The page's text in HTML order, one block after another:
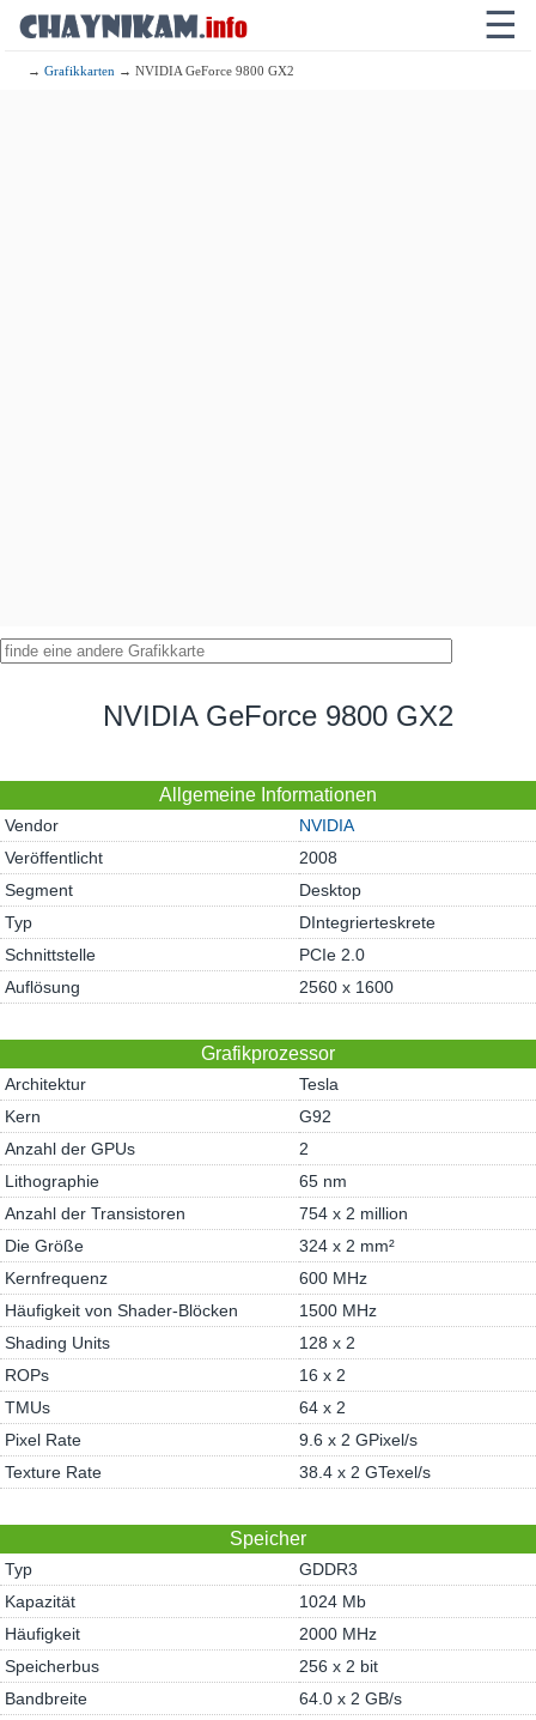
☰
→Grafikkarten → NVIDIA GeForce 9800 GX2
NVIDIA GeForce 9800 GX2
Allgemeine Informationen
Vendor
NVIDIA
Veröffentlicht
2008
Segment
Desktop
Typ
DIntegrierteskrete
Schnittstelle
PCIe 2.0
Auflösung
2560 x 1600
Grafikprozessor
Architektur
Tesla
Kern
G92
Anzahl der GPUs
2
Lithographie
65 nm
Anzahl der Transistoren
754 x 2 million
Die Größe
324 x 2 mm²
Kernfrequenz
600 MHz
Häufigkeit von Shader-Blöcken
1500 MHz
Shading Units
128 x 2
ROPs
16 x 2
TMUs
64 x 2
Pixel Rate
9.6 x 2 GPixel/s
Texture Rate
38.4 x 2 GTexel/s
Speicher
Typ
GDDR3
Kapazität
1024 Mb
Häufigkeit
2000 MHz
Speicherbus
256 x 2 bit
Bandbreite
64.0 x 2 GB/s